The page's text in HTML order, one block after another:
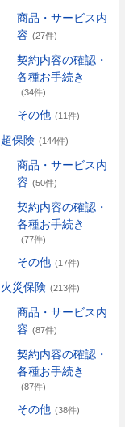
商品・サービス内
容 (27件)
契約内容の確認・
各種お手続き
(34件)
その他 (11件)
超保険 (144件)
商品・サービス内
容 (50件)
契約内容の確認・
各種お手続き
(77件)
その他 (17件)
火災保険 (213件)
商品・サービス内
容 (87件)
契約内容の確認・
各種お手続き
(87件)
その他 (38件)